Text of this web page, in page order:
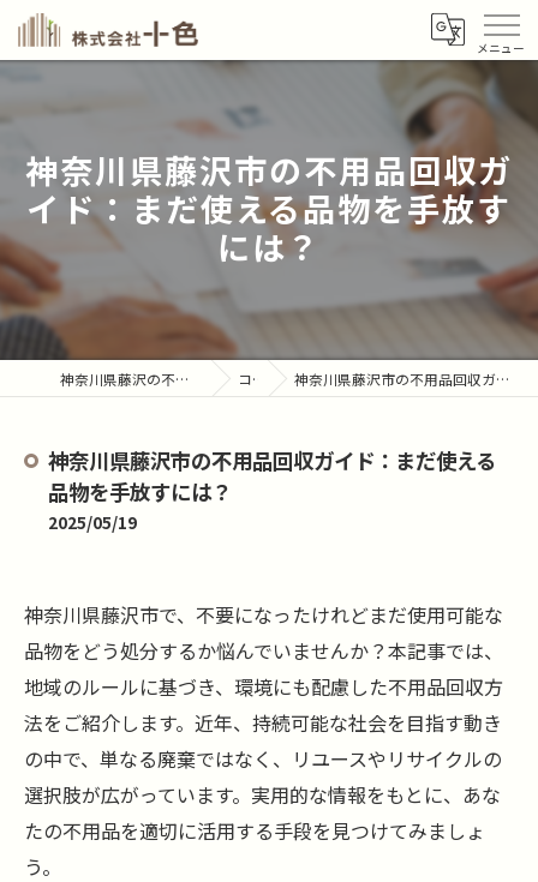
神奈川県藤沢市の不用品回収ガ
イド：まだ使える品物を手放す
には？
神奈川県藤沢の不用品回収なら株式会社十色 コラム 神奈川県藤沢市の不用品回収ガイド：まだ使える品物を手放すには？
神奈川県藤沢市の不用品回収ガイド：まだ使える
品物を手放すには？
2025/05/19
神奈川県藤沢市で、不要になったけれどまだ使用可能な
品物をどう処分するか悩んでいませんか？本記事では、
地域のルールに基づき、環境にも配慮した不用品回収方
法をご紹介します。近年、持続可能な社会を目指す動き
の中で、単なる廃棄ではなく、リユースやリサイクルの
選択肢が広がっています。実用的な情報をもとに、あな
たの不用品を適切に活用する手段を見つけてみましょ
う。